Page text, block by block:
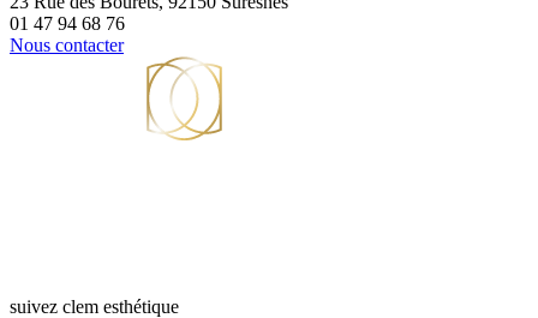
01 47 94 68 76
Nous contacter
suivez clem esthétique